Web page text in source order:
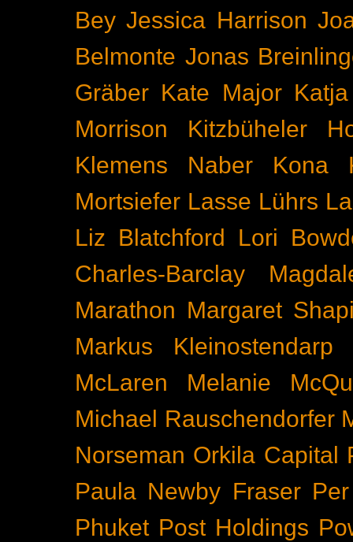
Bey Jessica Harrison
Belmonte Jonas
Gräber Kate Major
Morrison
Kitzbüheler
Klemens Naber
Kona
Mortsiefer Lasse Lührs
Liz Blatchford
Lori
Charles-Barclay
Marathon Margaret
Markus Kleinostendarp
McLaren
Melanie
Michael Rauschendorfer
Norseman Orkila Capital
Paula Newby Fraser
Phuket Post Holdings